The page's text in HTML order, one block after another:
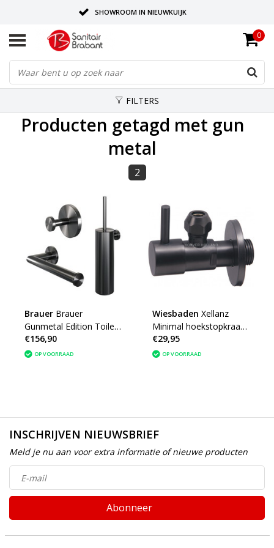
SHOWROOM IN NIEUWKUIJK
BEZORGING OP AFSPRAAK
LEVERING EN REALISATIE ONDER EEN DAK!
0
FILTERS
Producten getagd met gun
metal
2
Brauer Brauer
Gunmetal Edition Toilet
Accessoireset 3-delig
gunmetal geborsteld
€156,90
OP VOORRAAD
Wiesbaden Xellanz
Minimal hoekstopkraan
1/2" x 3/8" of knel 10
mm gunmetal
€29,95
OP VOORRAAD
INSCHRIJVEN NIEUWSBRIEF
Meld je nu aan voor extra informatie of nieuwe producten
Abonneer